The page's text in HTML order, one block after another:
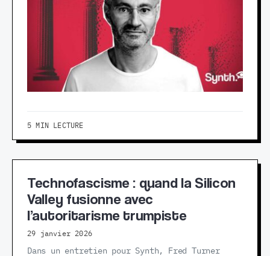
5 MIN LECTURE
Technofascisme : quand la Silicon
Valley fusionne avec
l’autoritarisme trumpiste
29 janvier 2026
Dans un entretien pour Synth, Fred Turner